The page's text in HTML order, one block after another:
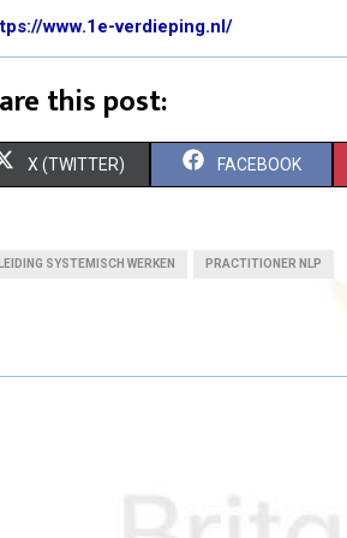
www.1e-verdieping.nl/
this post:
S
O
X (TWITTER) S
O
FACEBOOK
SYSTEMISCH WERKEN PRACTITIONER NLP